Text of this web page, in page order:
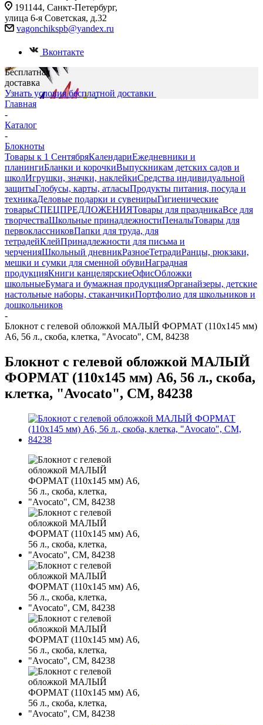
191144, Санкт-Петербург,
улица 6-я Советская, д.32
vagonchikspb@yandex.ru
Вконтакте
Бесплатная
доставка
Узнать условия бесплатной доставки
Главная
-
Каталог
-
Блокноты
Товары к 1 СентябряКалендариЕжедневники и
планингиБланки и корочкиВыпускникам детских садов и
школИгрушки, значки, наклейкиСредства индивидуальной
защитыГлобусы, карты, атласыПродукты питания, посуда и
техникаДеловые подарки и сувенирыГигиенические
товарыСПЕЦПРЕДЛОЖЕНИЯТовары для праздникаВсе для
творчестваШкольные принадлежностиПеналыТовары для
первоклассниковПапки для труда, для
тетрадейКлейПринадлежности для письма и
черченияШкольный дневникРазноеТетрадиРанцы, рюкзаки,
мешки и сумки для сменной обувиНаградная
продукцияКниги канцелярскиеОфисОбложки
школьныеБумага и бумажная продукцияОрганайзеры, детские
настольные наборы, стаканчикиПортфолио для школьников и
дошкольников
-
Блокнот с гелевой обложкой МАЛЫЙ ФОРМАТ (110х145 мм)
А6, 56 л., скоба, клетка, "Avocato", CM, 84238
Блокнот с гелевой обложкой МАЛЫЙ
ФОРМАТ (110х145 мм) А6, 56 л., скоба,
клетка, "Avocato", CM, 84238